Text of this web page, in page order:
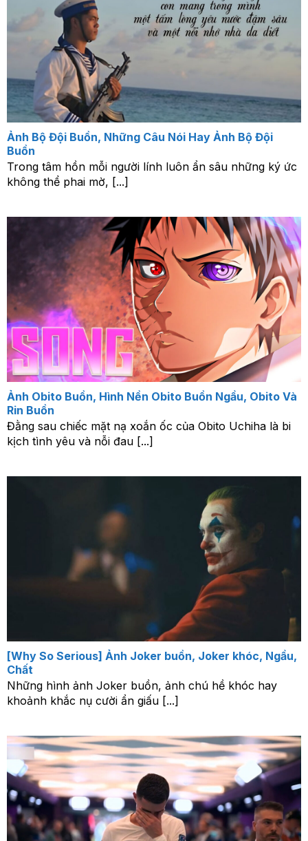
Ảnh Bộ Đội Buồn, Những Câu Nói Hay Ảnh Bộ Đội
Buồn
Trong tâm hồn mỗi người lính luôn ẩn sâu những ký ức
không thể phai mờ, [...]
Ảnh Obito Buồn, Hình Nền Obito Buồn Ngầu, Obito Và
Rin Buồn
Đằng sau chiếc mặt nạ xoắn ốc của Obito Uchiha là bi
kịch tình yêu và nỗi đau [...]
[Why So Serious] Ảnh Joker buồn, Joker khóc, Ngầu,
Chất
Những hình ảnh Joker buồn, ảnh chú hề khóc hay
khoảnh khắc nụ cười ẩn giấu [...]